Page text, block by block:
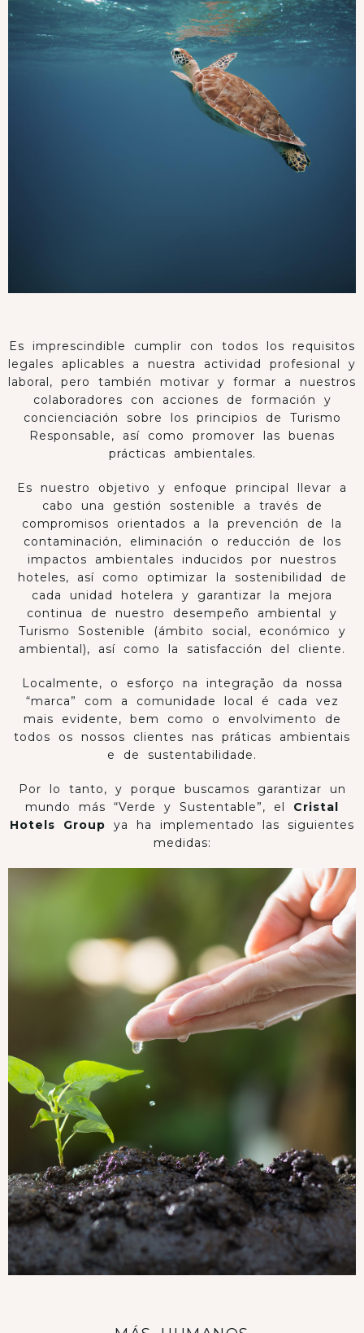
Es imprescindible cumplir con todos los requisitos
legales aplicables a nuestra actividad profesional y
laboral, pero también motivar y formar a nuestros
colaboradores con acciones de formación y
concienciación sobre los principios de Turismo
Responsable, así como promover las buenas
prácticas ambientales.
Es nuestro objetivo y enfoque principal llevar a
cabo una gestión sostenible a través de
compromisos orientados a la prevención de la
contaminación, eliminación o reducción de los
impactos ambientales inducidos por nuestros
hoteles, así como optimizar la sostenibilidad de
cada unidad hotelera y garantizar la mejora
continua de nuestro desempeño ambiental y
Turismo Sostenible (ámbito social, económico y
ambiental), así como la satisfacción del cliente.
Localmente, o esforço na integração da nossa
“marca” com a comunidade local é cada vez
mais evidente, bem como o envolvimento de
todos os nossos clientes nas práticas ambientais
e de sustentabilidade.
Por lo tanto, y porque buscamos garantizar un
mundo más “Verde y Sustentable”, el Cristal
Hotels Group ya ha implementado las siguientes
medidas: